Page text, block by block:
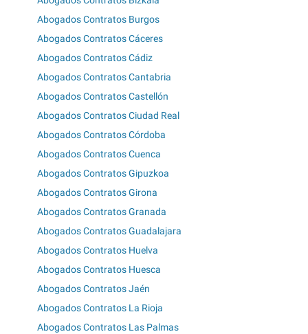
Abogados Contratos Burgos
Abogados Contratos Cáceres
Abogados Contratos Cádiz
Abogados Contratos Cantabria
Abogados Contratos Castellón
Abogados Contratos Ciudad Real
Abogados Contratos Córdoba
Abogados Contratos Cuenca
Abogados Contratos Gipuzkoa
Abogados Contratos Girona
Abogados Contratos Granada
Abogados Contratos Guadalajara
Abogados Contratos Huelva
Abogados Contratos Huesca
Abogados Contratos Jaén
Abogados Contratos La Rioja
Abogados Contratos Las Palmas